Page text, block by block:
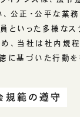
公正・公平な業務
といった多様なス
、当社は社内規程
に基づいた行動を
規範の遵守